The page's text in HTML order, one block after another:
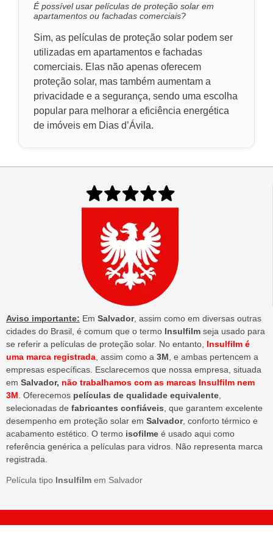
É possível usar películas de proteção solar em
apartamentos ou fachadas comerciais?
Sim, as películas de proteção solar podem ser
utilizadas em apartamentos e fachadas
comerciais. Elas não apenas oferecem
proteção solar, mas também aumentam a
privacidade e a segurança, sendo uma escolha
popular para melhorar a eficiência energética
de imóveis em Dias d’Ávila.
Aviso importante: Em Salvador, assim como em diversas outras
cidades do Brasil, é comum que o termo Insulfilm seja usado para
se referir a películas de proteção solar. No entanto, Insulfilm é
uma marca registrada, assim como a 3M, e ambas pertencem a
empresas específicas. Esclarecemos que nossa empresa, situada
em Salvador, não trabalhamos com as marcas Insulfilm nem
3M. Oferecemos películas de qualidade equivalente,
selecionadas de fabricantes confiáveis, que garantem excelente
desempenho em proteção solar em Salvador, conforto térmico e
acabamento estético. O termo isofilme é usado aqui como
referência genérica a películas para vidros. Não representa marca
registrada.
Película tipo Insulfilm em Salvador